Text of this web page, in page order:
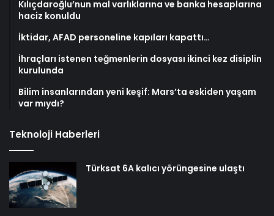
Kılıçdaroğlu’nun mal varlıklarına ve banka hesaplarına
haciz konuldu
İktidar, AFAD personeline kapıları kapattı…
İhraçları istenen teğmenlerin dosyası ikinci kez disiplin
kurulunda
Bilim insanlarından yeni keşif: Mars’ta eskiden yaşam
var mıydı?
Teknoloji Haberleri
Türksat 6A kalıcı yörüngesine ulaştı